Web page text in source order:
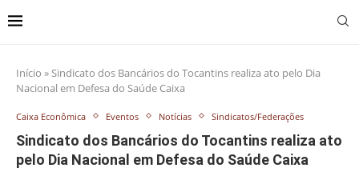
Início »Sindicato dos Bancários do Tocantins realiza ato pelo Dia
Nacional em Defesa do Saúde Caixa
Caixa Econômica Eventos Notícias Sindicatos/Federações
Sindicato dos Bancários do Tocantins realiza ato
pelo Dia Nacional em Defesa do Saúde Caixa